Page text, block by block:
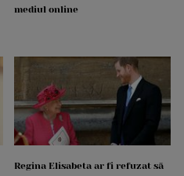
mediul online
Regina Elisabeta ar fi refuzat să